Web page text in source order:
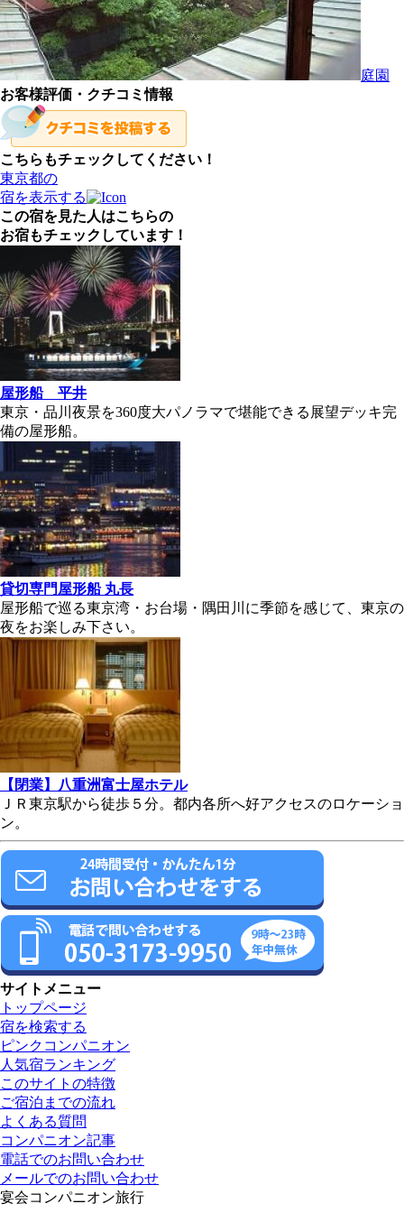
庭園
お客様評価・クチコミ情報
こちらもチェックしてください！
東京都の
宿を表示する
この宿を見た人はこちらの
お宿もチェックしています！
屋形船 平井
東京・品川夜景を360度大パノラマで堪能できる展望デッキ完
備の屋形船。
貸切専門屋形船 丸長
屋形船で巡る東京湾・お台場・隅田川に季節を感じて、東京の
夜をお楽しみ下さい。
【閉業】八重洲富士屋ホテル
ＪＲ東京駅から徒歩５分。都内各所へ好アクセスのロケーショ
ン。
サイトメニュー
トップページ
宿を検索する
ピンクコンパニオン
人気宿ランキング
このサイトの特徴
ご宿泊までの流れ
よくある質問
コンパニオン記事
電話でのお問い合わせ
メールでのお問い合わせ
宴会コンパニオン旅行